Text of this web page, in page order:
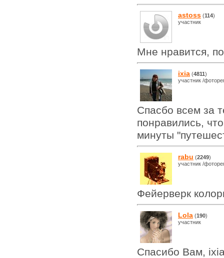
astoss (114)
участник
Мне нравится,
ixia (4811)
участник /
Спасбо всем за
понравились,
минуты
rabu (2249)
участник /
Фейерверк
Lola (190)
участник
Спасибо Вам,